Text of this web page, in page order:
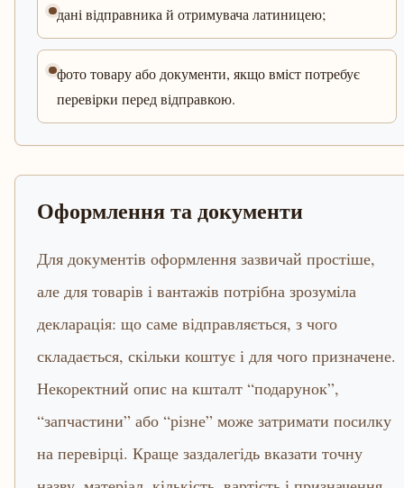
дані відправника й отримувача латиницею;
фото товару або документи, якщо вміст потребує
перевірки перед відправкою.
Оформлення та документи
Для документів оформлення зазвичай простіше,
але для товарів і вантажів потрібна зрозуміла
декларація: що саме відправляється, з чого
складається, скільки коштує і для чого призначене.
Некоректний опис на кшталт “подарунок”,
“запчастини” або “різне” може затримати посилку
на перевірці. Краще заздалегідь вказати точну